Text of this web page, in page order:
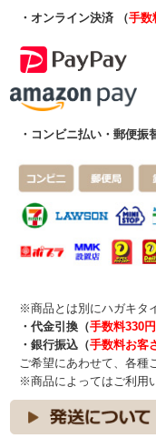
・オンライン決済 （手数
・コンビニ払い・郵便振
※商品とは別にハガキタ
・代金引換（手数料330円
・銀行振込（手数料お客
ご希望にあわせて、各種
※商品によってはご利用